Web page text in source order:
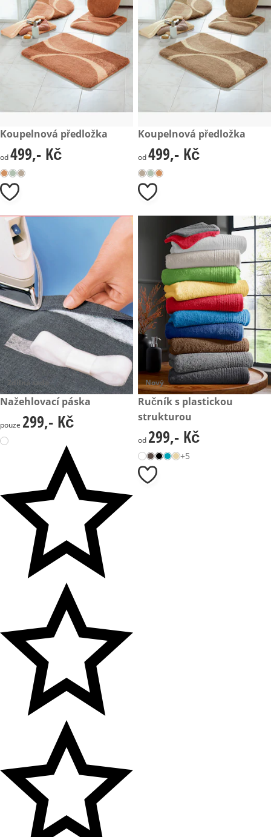
499,- Kč
Koupelnová předložka
499,- Kč
od499,- Kč
499,- Kč
Koupelnová předložka
499,- Kč
od499,- Kč
2dílná sada
299,- Kč
Nažehlovací páska
299,- Kč
pouze 299,- Kč
Nový
299,- Kč
Ručník s plastickou
strukturou
299,- Kč
od 299,- Kč
+5